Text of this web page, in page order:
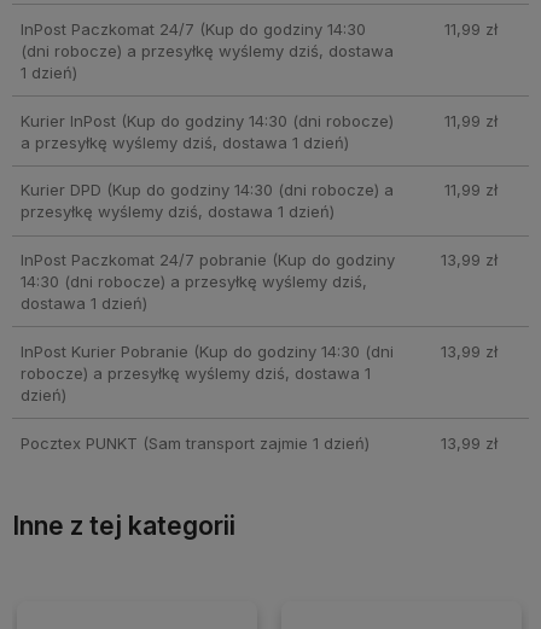
InPost Paczkomat 24/7 (Kup do godziny 14:30
(dni robocze) a przesyłkę wyślemy dziś, dostawa
1 dzień)
11,99 zł
Kurier InPost(Kup do godziny 14:30 (dni robocze)
a przesyłkę wyślemy dziś, dostawa 1 dzień)
11,99 zł
Kurier DPD (Kup do godziny 14:30 (dni robocze) a
przesyłkę wyślemy dziś, dostawa 1 dzień)
11,99 zł
InPost Paczkomat 24/7 pobranie (Kup do godziny
14:30 (dni robocze) a przesyłkę wyślemy dziś,
dostawa 1 dzień)
13,99 zł
InPost Kurier Pobranie (Kup do godziny 14:30 (dni
robocze) a przesyłkę wyślemy dziś, dostawa 1
dzień)
13,99 zł
Pocztex PUNKT (Sam transport zajmie 1 dzień) 13,99 zł
Inne z tej kategorii